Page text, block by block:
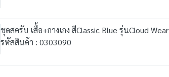
ชุดสครับ เสื้อ+กางเกง สีClassic Blue รุ่นCloud Wear
รหัสสินค้า : 0303090